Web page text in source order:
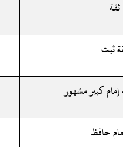
ثقة
ثبت
كبير مشهور
حافظ